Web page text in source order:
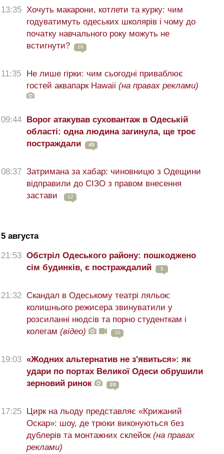
13:35 Хочуть макарони, котлети та курку: чим
годуватимуть одеських школярів і чому до
початку навчального року можуть не
встигнути?
16
11:35
Не лише гірки: чим сьогодні приваблює
гостей аквапарк Hawaii (на правах реклами)
09:44 Ворог атакував суховантаж в Одеській
області: одна людина загинула, ще троє
постраждали
45
08:37 Затримана за хабар: чиновницю з Одещини
відправили до СІЗО з правом внесення
застави
12
5 августа
21:53 Обстріл Одеського району: пошкоджено
сім будинків, є постраждалий
1
21:32 Скандал в Одеському театрі ляльок:
колишнього режисера звинуватили у
розсиланні нюдсів та порно студенткам і
колегам (відео) 10
19:03 «Жодних альтернатив не з'явиться»: як
удари по портах Великої Одеси обрушили
зерновий ринок
24
17:25 Цирк на льоду представляє «Крижаний
Оскар»: шоу, де трюки виконуються без
дублерів та монтажних склейок (на правах
реклами)